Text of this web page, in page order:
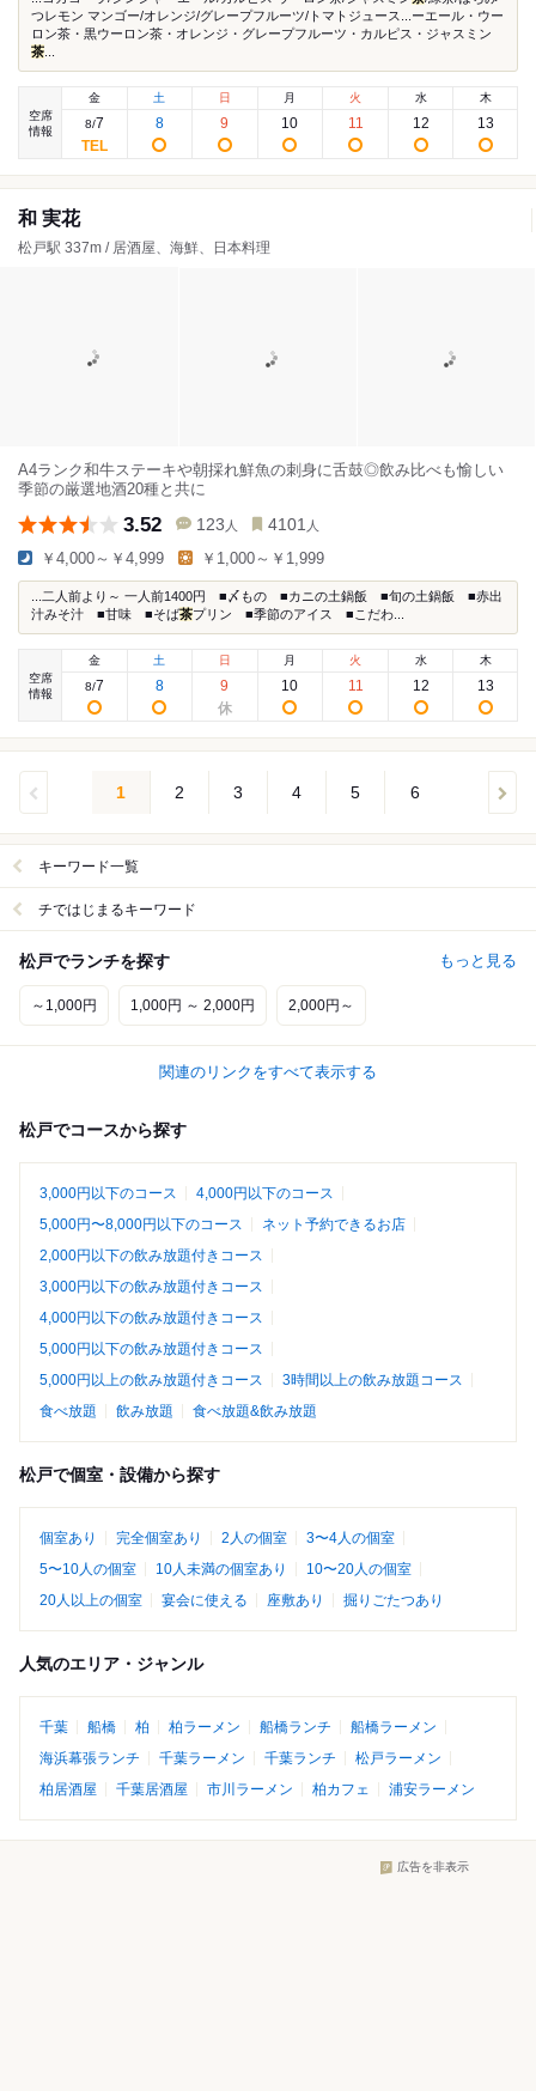
つレモン マンゴー/オレンジ/グレープフルーツ/トマトジュース...ーエール・ウー
ロン茶・黒ウーロン茶・オレンジ・グレープフルーツ・カルピス・ジャスミン
茶
空席
情報
金
8/7
土
8
日
9
月
10
火
11
水
12
木
13
和 実花
松戸駅 337m / 居酒屋、海鮮、日本料理
A4ランク和牛ステーキや朝採れ鮮魚の刺身に舌鼓◎飲み比べも愉しい
季節の厳選地酒20種と共に
3.52 123 人 4101 人
￥4,000～￥4,999 ￥1,000～￥1,999
...二人前より～ 一人前1400円 ■〆もの ■カニの土鍋飯 ■旬の土鍋飯 ■赤出
汁みそ汁 ■甘味 ■そば茶プリン ■季節のアイス ■こだわ...
空席
情報
金
8/7
土
8
日
9
月
10
火
11
水
12
木
13
1 2 3 4 5 6
キーワード一覧
チではじまるキーワード
松戸でランチを探す もっと見る
～1,000円 1,000円 ～ 2,000円 2,000円～
関連のリンクをすべて表示する
松戸でコースから探す
3,000円以下のコース
4,000円以下のコース
5,000円〜8,000円以下のコース
ネット予約できるお店
2,000円以下の飲み放題付きコース
3,000円以下の飲み放題付きコース
4,000円以下の飲み放題付きコース
5,000円以下の飲み放題付きコース
5,000円以上の飲み放題付きコース
3時間以上の飲み放題コース
食べ放題
飲み放題 食べ放題&飲み放題
松戸で個室・設備から探す
個室あり 完全個室あり 2人の個室
3〜4人の個室
5〜10人の個室
10人未満の個室あり
10〜20人の個室
20人以上の個室
宴会に使える 座敷あり 掘りごたつあり
人気のエリア・ジャンル
千葉 船橋 柏 柏ラーメン 船橋ランチ
船橋ラーメン
海浜幕張ランチ
千葉ラーメン 千葉ランチ
松戸ラーメン
柏居酒屋
千葉居酒屋 市川ラーメン 柏カフェ 浦安ラーメン
広告を非表示